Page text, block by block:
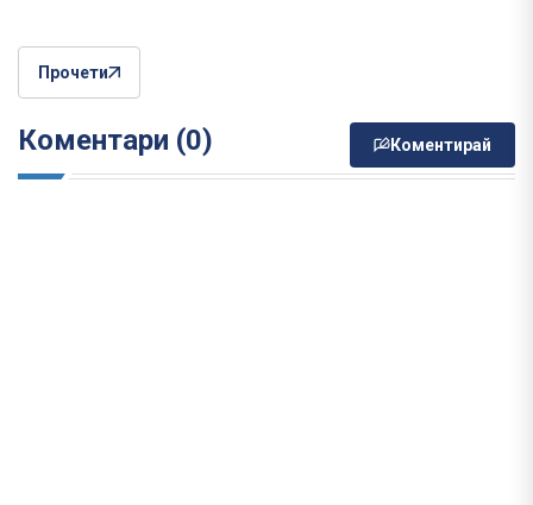
Прочети
Коментари (0) Коментирай